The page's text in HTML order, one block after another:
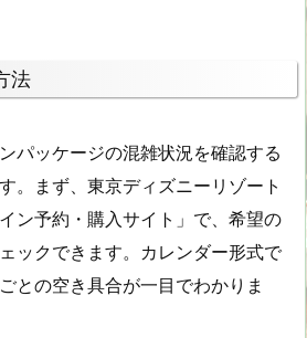
法
パッケージの混雑状況を確認する
。まず、東京ディズニーリゾート
ン予約・購入サイト」で、希望の
ックできます。カレンダー形式で
との空き具合が一目でわかりま